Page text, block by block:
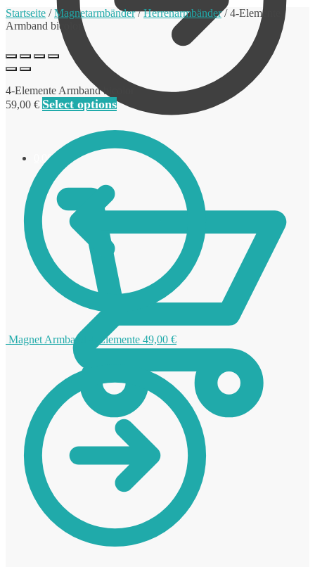
0,00
Startseite /Magnetarmbänder/Herrenarmbänder/4-Elemente
Armband bicolor
4-Elemente Armband bicolor
59,00 € Select options
Magnet Armband 4-Elemente 49,00 €